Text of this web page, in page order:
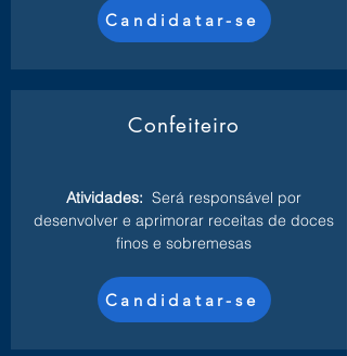
Candidatar-se
Confeiteiro
Atividades: Será responsável por
desenvolver e aprimorar receitas de doces
finos e sobremesas
Candidatar-se